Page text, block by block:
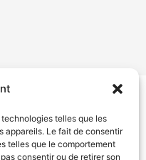
telles que les
appareils. Le fait de consentir
telles que le comportement
consentir ou de retirer son